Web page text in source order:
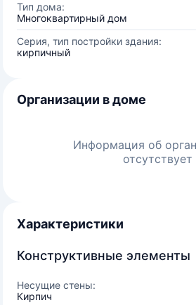
Тип дома:
Многоквартирный дом
Серия, тип постройки здания:
кирпичный
Организации в доме
Информация об
отсутствует
Характеристики
Конструктивные элементы
Несущие стены:
Кирпич